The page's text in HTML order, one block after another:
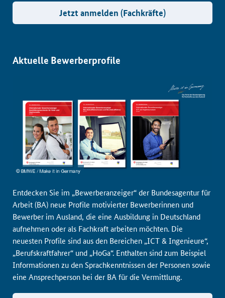
Jetzt anmelden (Fachkräfte)
Aktuelle Bewerberprofile
Entdecken Sie im „Bewerberanzeiger“ der Bundesagentur für
Arbeit (BA) neue Profile motivierter Bewerberinnen und
Bewerber im Ausland, die eine Ausbildung in Deutschland
aufnehmen oder als Fachkraft arbeiten möchten. Die
neuesten Profile sind aus den Bereichen „ICT & Ingenieure“,
„Berufskraftfahrer“ und „HoGa“. Enthalten sind zum Beispiel
Informationen zu den Sprachkenntnissen der Personen sowie
eine Ansprechperson bei der BA für die Vermittlung.